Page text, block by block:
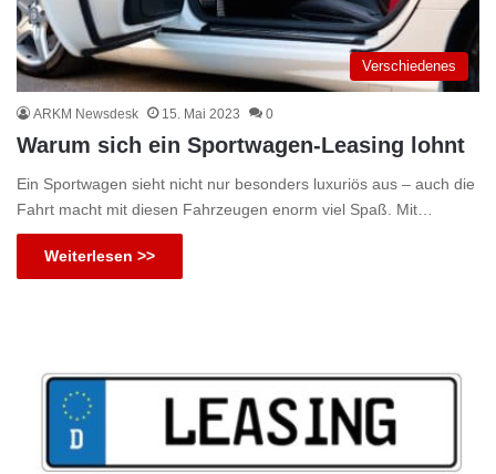
Verschiedenes
ARKM Newsdesk 15. Mai 2023 0
Warum sich ein Sportwagen-Leasing lohnt
Ein Sportwagen sieht nicht nur besonders luxuriös aus – auch die
Fahrt macht mit diesen Fahrzeugen enorm viel Spaß. Mit…
Weiterlesen >>